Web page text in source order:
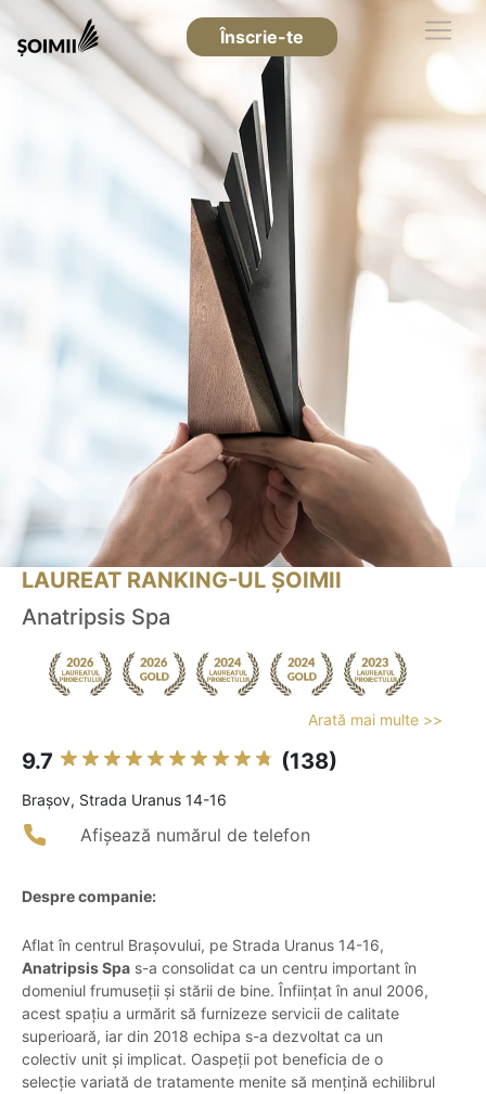
Înscrie-te
LAUREAT RANKING-UL ȘOIMII
Anatripsis Spa
Arată mai multe >>
9.7 (138)
Braşov, Strada Uranus 14-16
Afișează numărul de telefon
Despre companie:
Aflat în centrul Brașovului, pe Strada Uranus 14-16,
Anatripsis Spa s-a consolidat ca un centru important în
domeniul frumuseții și stării de bine. Înființat în anul 2006,
acest spațiu a urmărit să furnizeze servicii de calitate
superioară, iar din 2018 echipa s-a dezvoltat ca un
colectiv unit și implicat. Oaspeții pot beneficia de o
selecție variată de tratamente menite să mențină echilibrul